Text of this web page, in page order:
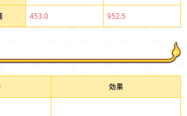
453.0 952.5
効果